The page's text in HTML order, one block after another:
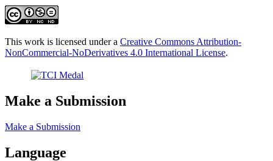
This work is licensed under a Creative Commons Attribution-
NonCommercial-NoDerivatives 4.0 International License.
Make a Submission
Make a Submission
Language